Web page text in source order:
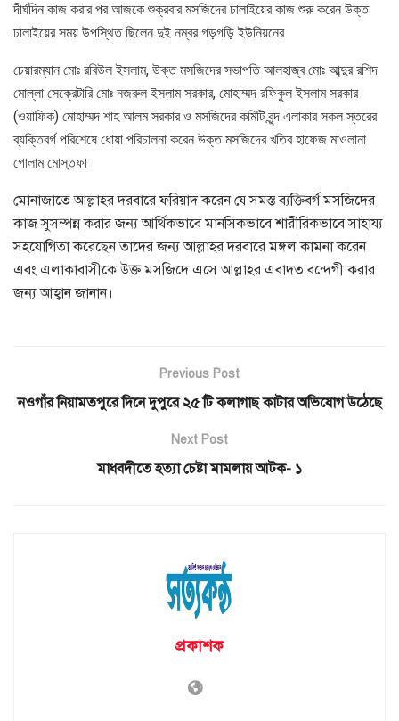
দীর্ঘদিন কাজ করার পর আজকে শুক্রবার মসজিদের ঢালাইয়ের কাজ শুরু করেন উক্ত
ঢালাইয়ের সময় উপস্থিত ছিলেন দুই নম্বর গড়গড়ি ইউনিয়নের
চেয়ারম্যান মোঃ রবিউল ইসলাম, উক্ত মসজিদের সভাপতি আলহাজ্ব মোঃ আব্দুর রশিদ
মোল্লা সেক্রেটারি মোঃ নজরুল ইসলাম সরকার, মোহাম্মদ রফিকুল ইসলাম সরকার
(ওয়াফিক) মোহাম্মদ শাহ আলম সরকার ও মসজিদের কমিটি বৃন্দ এলাকার সকল স্তরের
ব্যক্তিবর্গ পরিশেষে ধোয়া পরিচালনা করেন উক্ত মসজিদের খতিব হাফেজ মাওলানা
গোলাম মোস্তফা
মোনাজাতে আল্লাহর দরবারে ফরিয়াদ করেন যে সমস্ত ব্যক্তিবর্গ মসজিদের
কাজ সুসম্পন্ন করার জন্য আর্থিকভাবে মানসিকভাবে শারীরিকভাবে সাহায্য
সহযোগিতা করেছেন তাদের জন্য আল্লাহর দরবারে মঙ্গল কামনা করেন
এবং এলাকাবাসীকে উক্ত মসজিদে এসে আল্লাহর এবাদত বন্দেগী করার
জন্য আহ্বান জানান।
Previous Post
নওগাঁর নিয়ামতপুরে দিনে দুপুরে ২৫ টি কলাগাছ কাটার অভিযোগ উঠেছে
Next Post
মাধবদীতে হত্যা চেষ্টা মামলায় আটক- ১
প্রকাশক